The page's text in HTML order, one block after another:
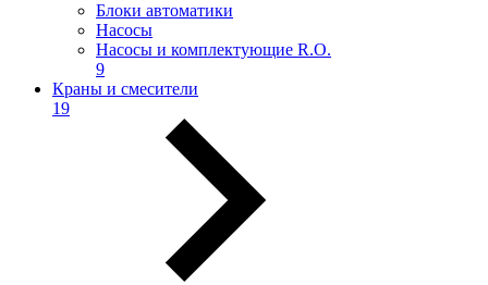
Блоки автоматики
Насосы
Насосы и комплектующие R.O.
9
Краны и смесители
19